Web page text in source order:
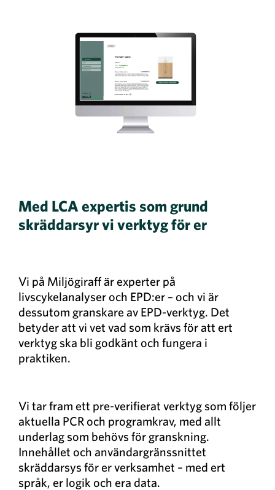
Med LCA expertis som grund
skräddarsyr vi verktyg för er
Vi på Miljögiraff är experter på
livscykelanalyser och EPD:er – och vi är
dessutom granskare av EPD-verktyg. Det
betyder att vi vet vad som krävs för att ert
verktyg ska bli godkänt och fungera i
praktiken.
Vi tar fram ett pre-verifierat verktyg som följer
aktuella PCR och programkrav, med allt
underlag som behövs för granskning.
Innehållet och användargränssnittet
skräddarsys för er verksamhet – med ert
språk, er logik och era data.